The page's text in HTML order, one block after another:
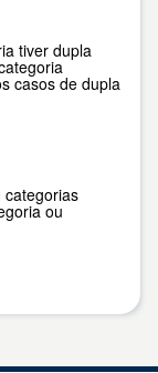
tiver dupla
casos de dupla
categorias
ou